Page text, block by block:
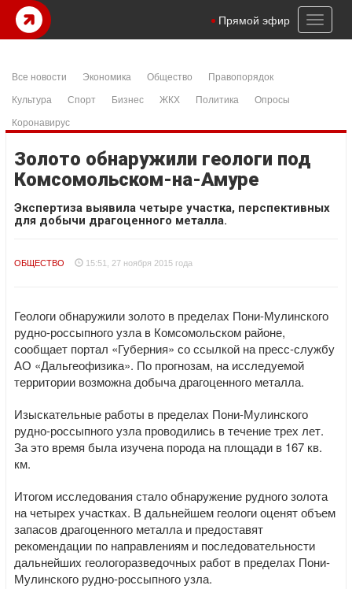
Toggle
Прямой эфир
Все новости Экономика Общество
Правопорядок
Культура
Спорт Бизнес ЖКХ Политика
Опросы
Коронавирус
Золото обнаружили геологи под
Комсомольском-на-Амуре
Экспертиза выявила четыре участка, перспективных
для добычи драгоценного металла.
ОБЩЕСТВО 15:51, 27 ноября 2015 года
Геологи обнаружили золото в пределах Пони-Мулинского
рудно-россыпного узла в Комсомольском районе,
сообщает портал «Губерния» со ссылкой на пресс-службу
АО «Дальгеофизика». По прогнозам, на исследуемой
территории возможна добыча драгоценного металла.
Изыскательные работы в пределах Пони-Мулинского
рудно-россыпного узла проводились в течение трех лет.
За это время была изучена порода на площади в 167 кв.
км.
Итогом исследования стало обнаружение рудного золота
на четырех участках. В дальнейшем геологи оценят объем
запасов драгоценного металла и предоставят
рекомендации по направлениям и последовательности
дальнейших геологоразведочных работ в пределах Пони-
Мулинского рудно-россыпного узла.